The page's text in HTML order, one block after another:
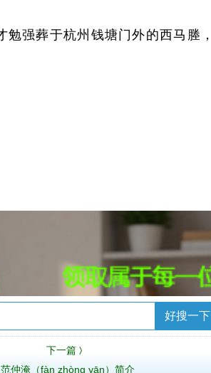
强葬于杭州钱塘门外的西马塍，
好搜一下
下一篇 〉
范仲淹（fàn zhòng yān）简介